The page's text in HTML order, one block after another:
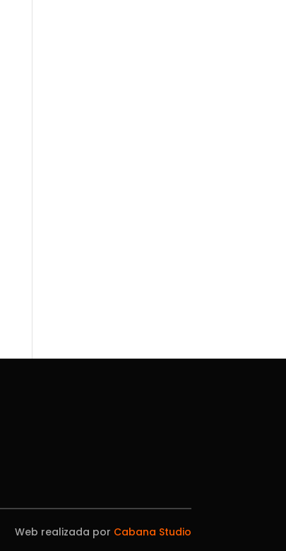
Web realizada por Cabana Studio